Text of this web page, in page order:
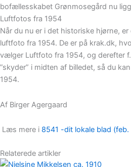
bofællesskabet Grønmosegård nu
Luftfotos fra 1954
Når du nu er i det historiske hjørne,
luftfoto fra 1954. De er på krak.dk,
vælger Luftfoto fra 1954, og derefter
”skyder” i midten af billedet, så du
1954.
Af Birger Agergaard
Læs mere i 8541 -dit lokale blad (feb.
Relaterede artikler